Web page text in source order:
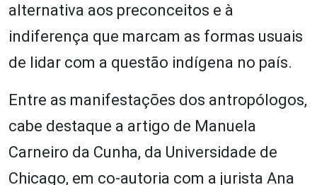
alternativa aos preconceitos e à
indiferença que marcam as formas usuais
de lidar com a questão indígena no país.
Entre as manifestações dos antropólogos,
cabe destaque a artigo de Manuela
Carneiro da Cunha, da Universidade de
Chicago, em co-autoria com a jurista Ana